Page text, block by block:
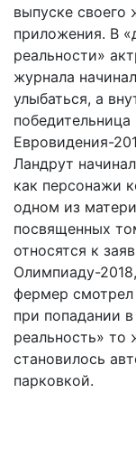
выпуске своего
приложения. В
реальности»
журнала
улыбаться, а
победительница
Евровидения-
Ландрут
как персонажи
одном из
посвященных
относятся к
Олимпиаду-
фермер
при попадании
реальность» то
становилось
парковкой.